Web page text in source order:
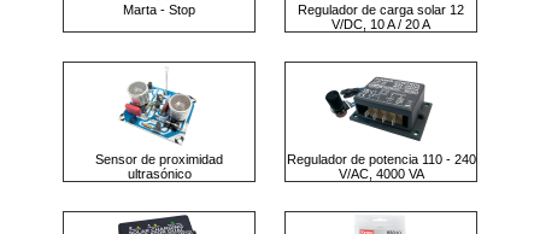
Marta - Stop
Regulador de carga solar 12
V/DC, 10 A / 20 A
Sensor de proximidad
ultrasónico
Regulador de potencia 110 - 240
V/AC, 4000 VA